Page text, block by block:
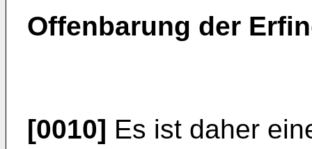
Offenbarung der
[0010] Es ist daher